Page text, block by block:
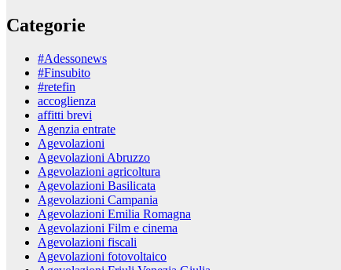
Categorie
#Adessonews
#Finsubito
#retefin
accoglienza
affitti brevi
Agenzia entrate
Agevolazioni
Agevolazioni Abruzzo
Agevolazioni agricoltura
Agevolazioni Basilicata
Agevolazioni Campania
Agevolazioni Emilia Romagna
Agevolazioni Film e cinema
Agevolazioni fiscali
Agevolazioni fotovoltaico